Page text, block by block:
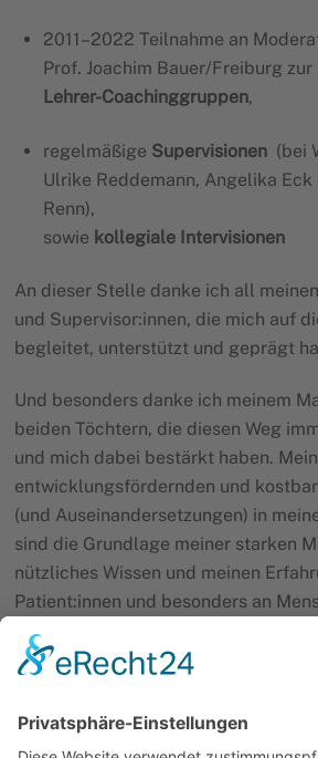
2011–2022 Teilnahme an
Prof. Joachim Bauer/Freiburg
Lehrer-Coachinggruppen,
regelmäßige Supervisionen (bei
Ulrike Reddemann, Angelika
Renn),
sowie kollegiale Intervisionen
An dieser Stelle danke ich all
und Supervisor:innen, die mich auf
begleitet, unterstützt und geprägt
Und besonders danke ich meinem
beiden Töchtern, die diesen Weg
und mich dabei bestärkt haben.
entwicklungsfördernden und
(und Auseinandersetzungen) in
sind die Grundlage meiner starken
nützliches Wissen und meinen
Patient:innen und besonders an
Paarbeziehungen/Familien leben,
Mein